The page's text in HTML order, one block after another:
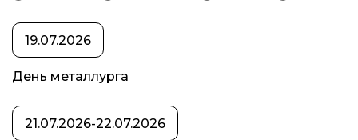
19.07.2026
День металлурга
21.07.2026-22.07.2026